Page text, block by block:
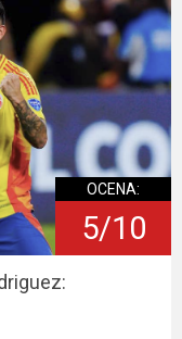
OCENA:
5/10